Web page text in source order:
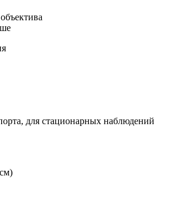
для стационарных наблюдений